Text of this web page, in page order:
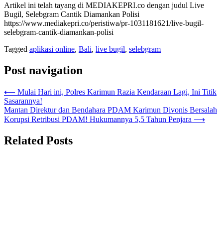
Artikel ini telah tayang di MEDIAKEPRI.co dengan judul Live
Bugil, Selebgram Cantik Diamankan Polisi
https://www.mediakepri.co/peristiwa/pr-1031181621/live-bugil-
selebgram-cantik-diamankan-polisi
Tagged aplikasi online, Bali, live bugil, selebgram
Post navigation
⟵ Mulai Hari ini, Polres Karimun Razia Kendaraan Lagi, Ini Titik
Sasarannya!
Mantan Direktur dan Bendahara PDAM Karimun Divonis Bersalah
Korupsi Retribusi PDAM! Hukumannya 5,5 Tahun Penjara ⟶
Related Posts